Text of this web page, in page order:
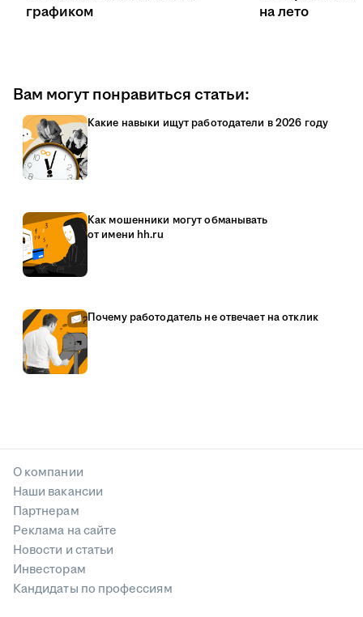
графиком
на лето
Вам могут понравиться статьи:
Какие навыки ищут работодатели в 2026 году
Как мошенники могут обманывать
от имени hh.ru
Почему работодатель не отвечает на отклик
О компании
Наши вакансии
Партнерам
Реклама на сайте
Новости и статьи
Инвесторам
Кандидаты по профессиям